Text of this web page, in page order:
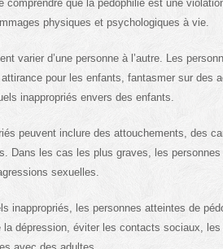
comprendre que la pédophilie est une
physiques et psychologiques à vie.
varier d’une personne à l’autre. Les
pour les enfants, fantasmer sur des
inappropriés envers des enfants.
peuvent inclure des attouchements, des
Dans les cas les plus graves, les
sexuelles.
inappropriés, les personnes atteintes de
la dépression, éviter les contacts sociaux,